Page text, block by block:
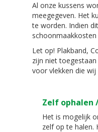
Al onze kussens
meegegeven. Het
te worden. Indien
Let op! Plakband,
zijn niet
voor vlekken die
Zelf ophalen
Het is mogelijk
zelf op te halen.